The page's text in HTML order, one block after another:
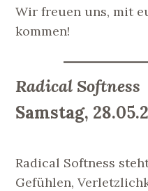
Wir freuen uns, mit
kommen!
Radical Softness
Samstag,
Radical Softness
Gefühlen,